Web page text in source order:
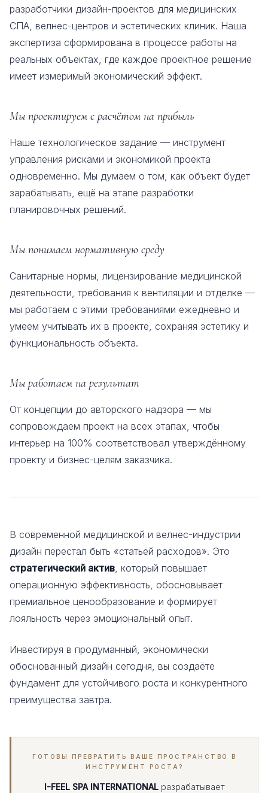
разработчики дизайн-проектов для медицинских
СПА, велнес-центров и эстетических клиник. Наша
экспертиза сформирована в процессе работы на
реальных объектах, где каждое проектное решение
имеет измеримый экономический эффект.
Мы проектируем с расчётом на прибыль
Наше технологическое задание — инструмент
управления рисками и экономикой проекта
одновременно. Мы думаем о том, как объект будет
зарабатывать, ещё на этапе разработки
планировочных решений.
Мы понимаем нормативную среду
Санитарные нормы, лицензирование медицинской
деятельности, требования к вентиляции и отделке —
мы работаем с этими требованиями ежедневно и
умеем учитывать их в проекте, сохраняя эстетику и
функциональность объекта.
Мы работаем на результат
От концепции до авторского надзора — мы
сопровождаем проект на всех этапах, чтобы
интерьер на 100% соответствовал утверждённому
проекту и бизнес-целям заказчика.
В современной медицинской и велнес-индустрии
дизайн перестал быть «статьёй расходов». Это
стратегический актив , который повышает
операционную эффективность, обосновывает
премиальное ценообразование и формирует
лояльность через эмоциональный опыт.
Инвестируя в продуманный, экономически
обоснованный дизайн сегодня, вы создаёте
фундамент для устойчивого роста и конкурентного
преимущества завтра.
ГОТОВЫ ПРЕВРАТИТЬ ВАШЕ ПРОСТРАНСТВО В
ИНСТРУМЕНТ РОСТА?
I-FEEL SPA INTERNATIONAL разрабатывает